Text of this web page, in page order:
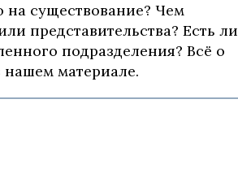
существование? Чем
представительства? Есть ли
подразделения? Всё о
материале.